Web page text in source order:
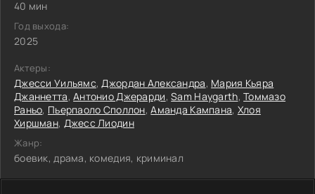
40 мин
Год выхода:
2025
Актеры:
Джесси Уильямс,Джордан Александра, Мария Кьяра
Джаннетта,Антонио Джерарди,Sam Haygarth,Томмазо
Раньо, Пьерпаоло Споллон,Аманда Кампана, Хлоя
Хиршман, Джесс Лиодин
Жанр:
боевик, драма, комедия, криминал